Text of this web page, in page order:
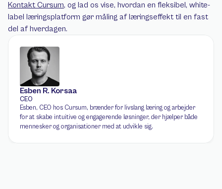
Esben R. Korsaa
CEO
Esben, CEO hos Cursum, brænder for livslang læring og arbejder
for at skabe intuitive og engagerende løsninger, der hjælper både
mennesker og organisationer med at udvikle sig.
Kontakt Cursum, og lad os vise, hvordan en fleksibel, white-
label læringsplatform gør måling af læringseffekt til en fast
del af hverdagen.